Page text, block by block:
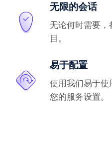
无限的会话
无论何时需要
目。
易于配置
使用我们易于使
您的服务设置。